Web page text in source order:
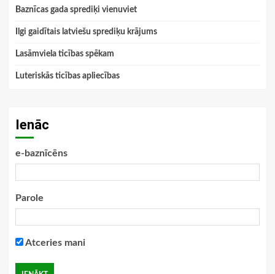
Baznīcas gada sprediķi vienuviet
Ilgi gaidītais latviešu sprediķu krājums
Lasāmviela ticības spēkam
Luteriskās ticības apliecības
Ienāc
e-baznīcēns
Parole
Atceries mani